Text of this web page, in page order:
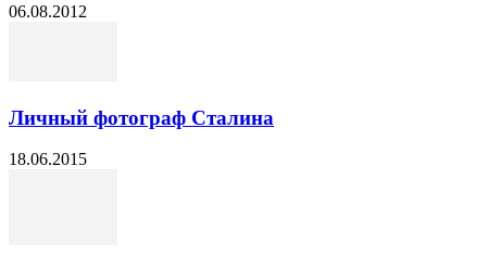
06.08.2012
Личный фотограф Сталина
18.06.2015